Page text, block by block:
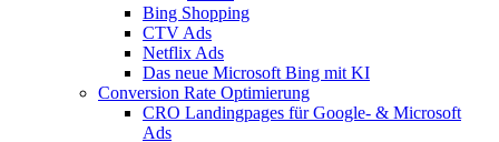
Bing Shopping
CTV Ads
Netflix Ads
Das neue Microsoft Bing mit KI
Conversion Rate Optimierung
CRO Landingpages für Google- & Microsoft
Ads